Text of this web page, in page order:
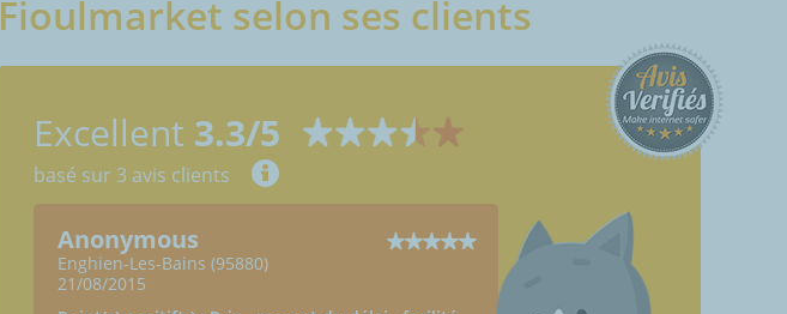
Fioulmarket selon ses clients
Excellent 3.3/5
basé sur 3 avis clients
Anonymous
Enghien-Les-Bains (95880)
21/08/2015